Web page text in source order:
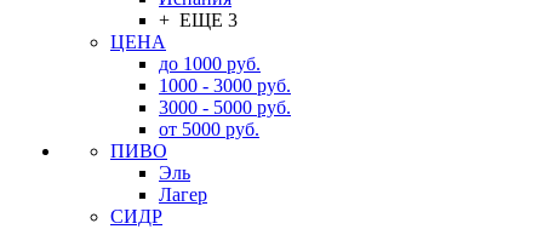
+ ЕЩЕ 3
ЦЕНА
до 1000 руб.
1000 - 3000 руб.
3000 - 5000 руб.
от 5000 руб.
ПИВО
Эль
Лагер
СИДР